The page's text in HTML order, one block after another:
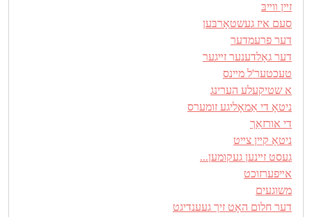
זײן װײבּ
סעם איז געשטאָרבּען
דער פרעמדער
דער גאָלדענער זײגער
טעכטער'ל מײנס
א שטיקעלע הערינג
ניטאָ די אַמאָליגע זומערס
די אורזאַך
ניטאָ קײן צײט
געסט זײנען געקומען...
אײפערזוכט
משוגעים
דער חלום האָט זיך געענדיגט